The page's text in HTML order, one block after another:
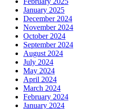
January 2025
December 2024
November 2024
October 2024
September 2024
August 2024
July 2024
May 2024
April 2024
March 2024
February 2024
January 2024